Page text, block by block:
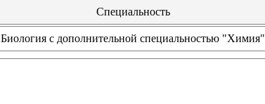
Специальность
Биология с дополнительной специальностью "Химия"